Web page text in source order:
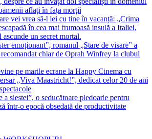
aflați în fața morții
vei vrea să-l iei cu tine în vacanță: „Crima
în cea mai frumoasă insulă a Italiei,
ascunde un secret mortal.
emoționant”, romanul „Stare de visare” a
chiar de Oprah Winfrey la clubul
pe marile ecrane la Happy Cinema cu
„Viva Maastricht!”, dedicat celor 20 de ani
siestei”, o seducătoare pledoarie pentru
într-o epocă obsedată de productivitate